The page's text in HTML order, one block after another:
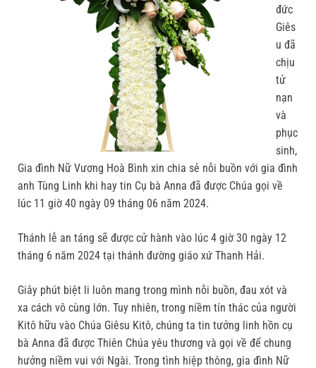
đức
Giês
u đã
chịu
tử
nạn
và
phục
sinh,
Gia đình Nữ Vương Hoà Bình xin chia sẻ nỗi buồn với gia đình
anh Tùng Linh khi hay tin Cụ bà Anna đã được Chúa gọi về
lúc 11 giờ 40 ngày 09 tháng 06 năm 2024.
Thánh lễ an táng sẽ được cử hành vào lúc 4 giờ 30 ngày 12
tháng 6 năm 2024 tại thánh đường giáo xứ Thanh Hải.
Giây phút biệt li luôn mang trong mình nỗi buồn, đau xót và
xa cách vô cùng lớn. Tuy nhiên, trong niềm tín thác của người
Kitô hữu vào Chúa Giêsu Kitô, chúng ta tin tưởng linh hồn cụ
bà Anna đã được Thiên Chúa yêu thương và gọi về để chung
hưởng niềm vui với Ngài. Trong tình hiệp thông, gia đình Nữ